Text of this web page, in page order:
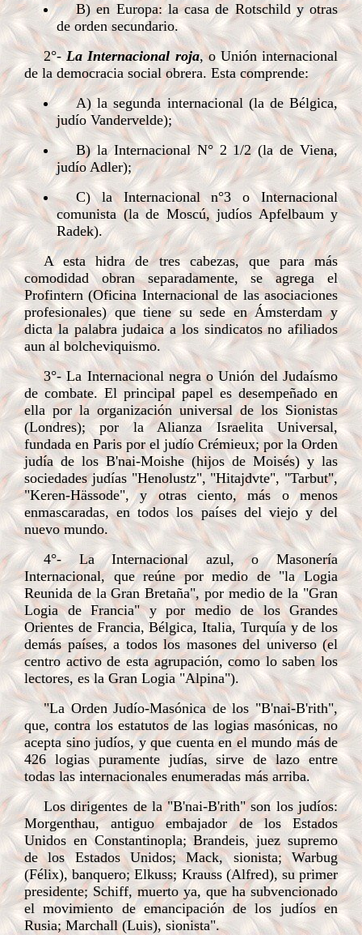
B) en Europa: la casa de Rotschild y otras
de orden secundario.
2°-La Internacional roja, o Unión internacional
de la democracia social obrera. Esta comprende:
A) la segunda internacional (la de Bélgica,
judío Vandervelde);
B) la Internacional N° 2 1/2 (la de Viena,
judío Adler);
C) la Internacional n°3 o Internacional
comunista (la de Moscú, judíos Apfelbaum y
Radek).
A esta hidra de tres cabezas, que para más
comodidad obran separadamente, se agrega el
Profintern (Oficina Internacional de las asociaciones
profesionales) que tiene su sede en Ámsterdam y
dicta la palabra judaica a los sindicatos no afiliados
aun al bolcheviquismo.
3°- La Internacional negra o Unión del Judaísmo
de combate. El principal papel es desempeñado en
ella por la organización universal de los Sionistas
(Londres); por la Alianza Israelita Universal,
fundada en Paris por el judío Crémieux; por la Orden
judía de los B'nai-Moishe (hijos de Moisés) y las
sociedades judías "Henolustz", "Hitajdvte", "Tarbut",
"Keren-Hässode", y otras ciento, más o menos
enmascaradas, en todos los países del viejo y del
nuevo mundo.
4°- La Internacional azul, o Masonería
Internacional, que reúne por medio de "la Logia
Reunida de la Gran Bretaña", por medio de la "Gran
Logia de Francia" y por medio de los Grandes
Orientes de Francia, Bélgica, Italia, Turquía y de los
demás países, a todos los masones del universo (el
centro activo de esta agrupación, como lo saben los
lectores, es la Gran Logia "Alpina").
"La Orden Judío-Masónica de los "B'nai-B'rith",
que, contra los estatutos de las logias masónicas, no
acepta sino judíos, y que cuenta en el mundo más de
426 logias puramente judías, sirve de lazo entre
todas las internacionales enumeradas más arriba.
Los dirigentes de la "B'nai-B'rith" son los judíos:
Morgenthau, antiguo embajador de los Estados
Unidos en Constantinopla; Brandeis, juez supremo
de los Estados Unidos; Mack, sionista; Warbug
(Félix), banquero; Elkuss; Krauss (Alfred), su primer
presidente; Schiff, muerto ya, que ha subvencionado
el movimiento de emancipación de los judíos en
Rusia; Marchall (Luis), sionista".